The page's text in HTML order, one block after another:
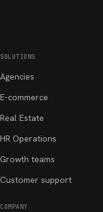
SOLUTIONS
Agencies
E-commerce
Real Estate
HR Operations
Growth teams
Customer support
COMPANY